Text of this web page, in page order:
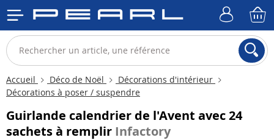
Accueil Déco de Noël
Décorations d'intérieur
Décorations à poser / suspendre
Guirlande calendrier de l'Avent avec 24
sachets à remplir Infactory